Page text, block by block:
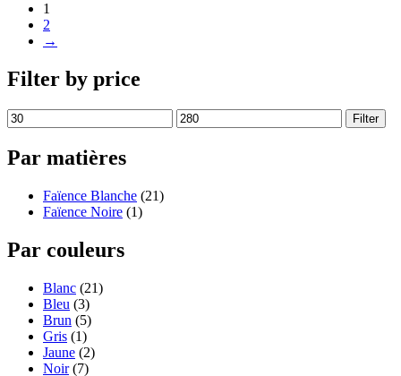
1
2
→
Filter by price
Filter
Par matières
Faïence Blanche (21)
Faïence Noire (1)
Par couleurs
Blanc (21)
Bleu (3)
Brun (5)
Gris (1)
Jaune (2)
Noir (7)